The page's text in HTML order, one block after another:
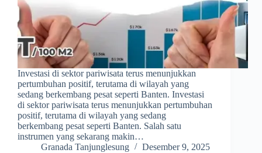
Investasi di sektor pariwisata terus menunjukkan
pertumbuhan positif, terutama di wilayah yang
sedang berkembang pesat seperti Banten. Investasi
di sektor pariwisata terus menunjukkan pertumbuhan
positif, terutama di wilayah yang sedang
berkembang pesat seperti Banten. Salah satu
instrumen yang sekarang makin…
Granada Tanjunglesung
Desember 9, 2025